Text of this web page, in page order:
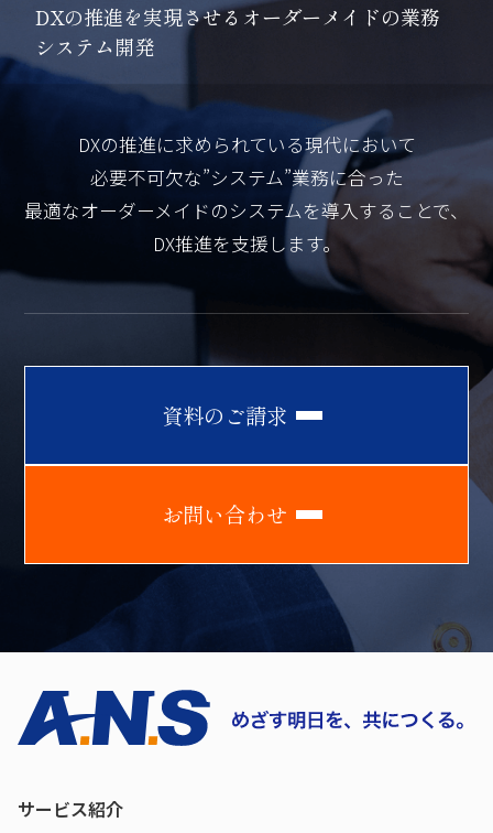
DXの推進を実現させるオーダーメ イ ドの業務
シス テ ム開発
DXの推進に求められている現代において
必要不可欠な”システム”業務に合った
最適なオーダーメイドのシステムを導入することで、
DX推進を支援します。
資料の ご請求
お問い合わせ
サービス紹介